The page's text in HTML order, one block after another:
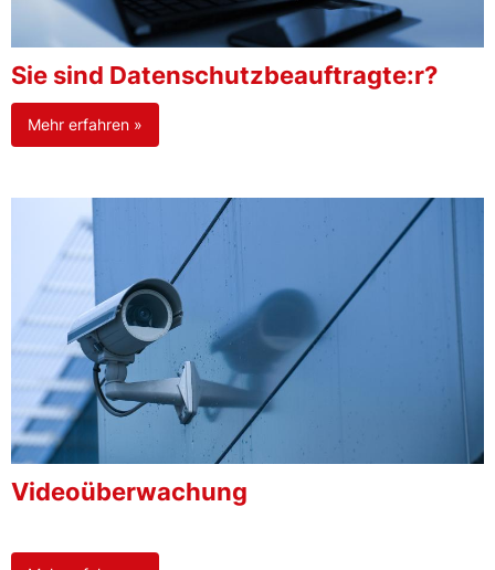
Sie sind Datenschutzbeauftragte:r?
Mehr erfahren »
Videoüberwachung